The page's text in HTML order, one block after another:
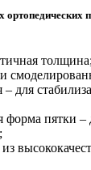
ортопедических
толщина;
для
форма пятки –